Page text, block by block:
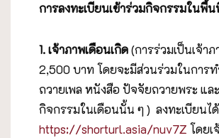
การลงทะเบียนเข้าร่วมกิจกรรมในพื้
1. เจ้าภาพเดือนเกิด(การร่วมเป็นเจ้า
2,500 บาท โดยจะมีส่วนร่วมในการ
ถวายเพล หนังสือ ปัจจัยถวายพระ แ
กิจกรรมในเดือนนั้น ๆ ) ลงทะเบียนไ
https://shorturl.asia/nuv7Z โดย